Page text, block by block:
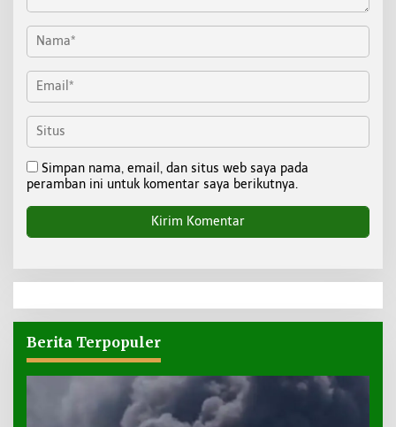
Simpan nama, email, dan situs web saya pada
peramban ini untuk komentar saya berikutnya.
Berita Terpopuler